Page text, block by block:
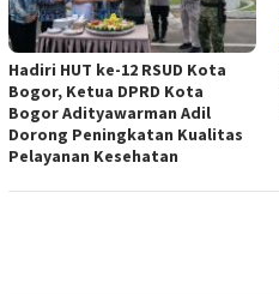
Hadiri HUT ke-12 RSUD Kota
Bogor, Ketua DPRD Kota
Bogor Adityawarman Adil
Dorong Peningkatan Kualitas
Pelayanan Kesehatan